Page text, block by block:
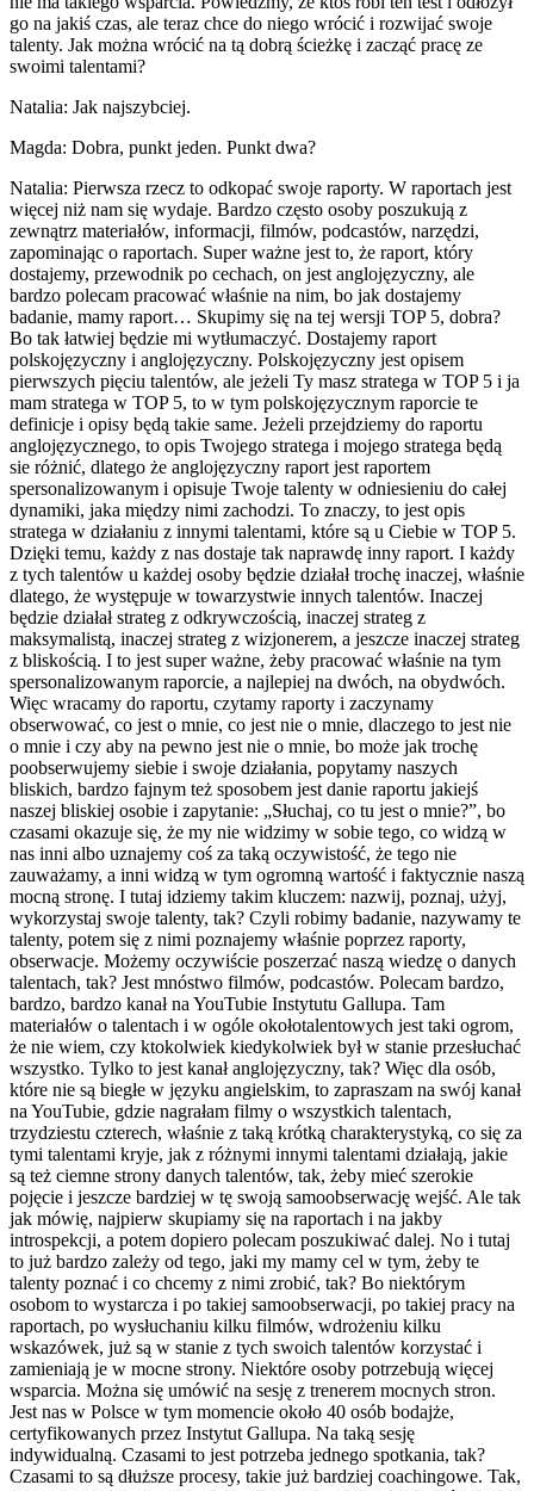
go na jakiś czas, ale teraz chce do niego wrócić i rozwijać swoje
talenty. Jak można wrócić na tą dobrą ścieżkę i zacząć pracę ze
swoimi talentami?
Natalia: Jak najszybciej.
Magda: Dobra, punkt jeden. Punkt dwa?
Natalia: Pierwsza rzecz to odkopać swoje raporty. W raportach jest
więcej niż nam się wydaje. Bardzo często osoby poszukują z
zewnątrz materiałów, informacji, filmów, podcastów, narzędzi,
zapominając o raportach. Super ważne jest to, że raport, który
dostajemy, przewodnik po cechach, on jest anglojęzyczny, ale
bardzo polecam pracować właśnie na nim, bo jak dostajemy
badanie, mamy raport… Skupimy się na tej wersji TOP 5, dobra?
Bo tak łatwiej będzie mi wytłumaczyć. Dostajemy raport
polskojęzyczny i anglojęzyczny. Polskojęzyczny jest opisem
pierwszych pięciu talentów, ale jeżeli Ty masz stratega w TOP 5 i ja
mam stratega w TOP 5, to w tym polskojęzycznym raporcie te
definicje i opisy będą takie same. Jeżeli przejdziemy do raportu
anglojęzycznego, to opis Twojego stratega i mojego stratega będą
sie różnić, dlatego że anglojęzyczny raport jest raportem
spersonalizowanym i opisuje Twoje talenty w odniesieniu do całej
dynamiki, jaka między nimi zachodzi. To znaczy, to jest opis
stratega w działaniu z innymi talentami, które są u Ciebie w TOP 5.
Dzięki temu, każdy z nas dostaje tak naprawdę inny raport. I każdy
z tych talentów u każdej osoby będzie działał trochę inaczej, właśnie
dlatego, że występuje w towarzystwie innych talentów. Inaczej
będzie działał strateg z odkrywczością, inaczej strateg z
maksymalistą, inaczej strateg z wizjonerem, a jeszcze inaczej strateg
z bliskością. I to jest super ważne, żeby pracować właśnie na tym
spersonalizowanym raporcie, a najlepiej na dwóch, na obydwóch.
Więc wracamy do raportu, czytamy raporty i zaczynamy
obserwować, co jest o mnie, co jest nie o mnie, dlaczego to jest nie
o mnie i czy aby na pewno jest nie o mnie, bo może jak trochę
poobserwujemy siebie i swoje działania, popytamy naszych
bliskich, bardzo fajnym też sposobem jest danie raportu jakiejś
naszej bliskiej osobie i zapytanie: „Słuchaj, co tu jest o mnie?”, bo
czasami okazuje się, że my nie widzimy w sobie tego, co widzą w
nas inni albo uznajemy coś za taką oczywistość, że tego nie
zauważamy, a inni widzą w tym ogromną wartość i faktycznie naszą
mocną stronę. I tutaj idziemy takim kluczem: nazwij, poznaj, użyj,
wykorzystaj swoje talenty, tak? Czyli robimy badanie, nazywamy te
talenty, potem się z nimi poznajemy właśnie poprzez raporty,
obserwacje. Możemy oczywiście poszerzać naszą wiedzę o danych
talentach, tak? Jest mnóstwo filmów, podcastów. Polecam bardzo,
bardzo, bardzo kanał na YouTubie Instytutu Gallupa. Tam
materiałów o talentach i w ogóle okołotalentowych jest taki ogrom,
że nie wiem, czy ktokolwiek kiedykolwiek był w stanie przesłuchać
wszystko. Tylko to jest kanał anglojęzyczny, tak? Więc dla osób,
które nie są biegłe w języku angielskim, to zapraszam na swój kanał
na YouTubie, gdzie nagrałam filmy o wszystkich talentach,
trzydziestu czterech, właśnie z taką krótką charakterystyką, co się za
tymi talentami kryje, jak z różnymi innymi talentami działają, jakie
są też ciemne strony danych talentów, tak, żeby mieć szerokie
pojęcie i jeszcze bardziej w tę swoją samoobserwację wejść. Ale tak
jak mówię, najpierw skupiamy się na raportach i na jakby
introspekcji, a potem dopiero polecam poszukiwać dalej. No i tutaj
to już bardzo zależy od tego, jaki my mamy cel w tym, żeby te
talenty poznać i co chcemy z nimi zrobić, tak? Bo niektórym
osobom to wystarcza i po takiej samoobserwacji, po takiej pracy na
raportach, po wysłuchaniu kilku filmów, wdrożeniu kilku
wskazówek, już są w stanie z tych swoich talentów korzystać i
zamieniają je w mocne strony. Niektóre osoby potrzebują więcej
wsparcia. Można się umówić na sesję z trenerem mocnych stron.
Jest nas w Polsce w tym momencie około 40 osób bodajże,
certyfikowanych przez Instytut Gallupa. Na taką sesję
indywidualną. Czasami to jest potrzeba jednego spotkania, tak?
Czasami to są dłuższe procesy, takie już bardziej coachingowe. Tak,